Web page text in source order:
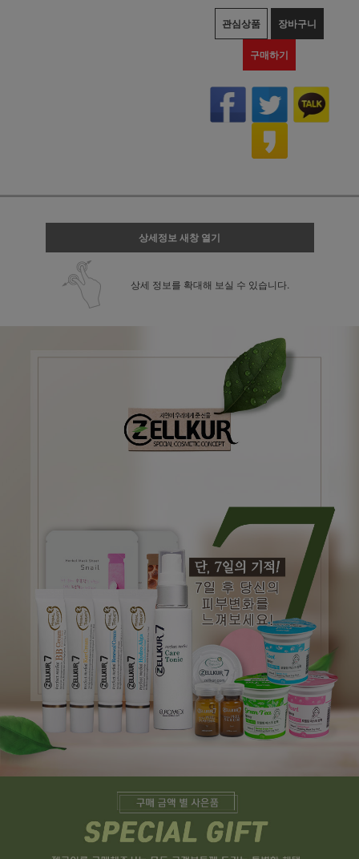
관심상품 장바구니
구매하기
상세정보 새창 열기
상세 정보를 확대해 보실 수 있습니다.